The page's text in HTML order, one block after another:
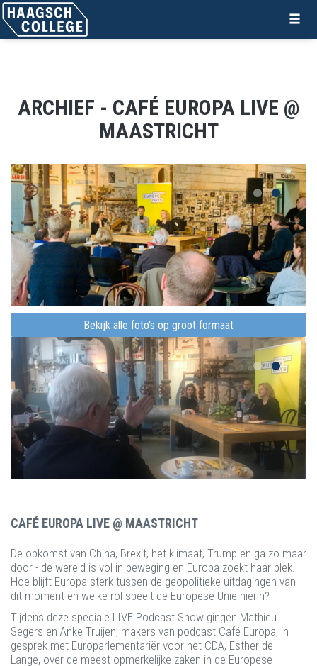
ARCHIEF - CAFÉ EUROPA LIVE @
MAASTRICHT
Bekijk alle foto's op groot formaat
CAFÉ EUROPA LIVE @ MAASTRICHT
De opkomst van China, Brexit, het klimaat, Trump en ga zo maar
door - de wereld is vol in beweging en Europa zoekt haar plek.
Hoe blijft Europa sterk tussen de geopolitieke uitdagingen van
dit moment en welke rol speelt de Europese Unie hierin?
Tijdens deze speciale LIVE Podcast Show gingen Mathieu
Segers en Anke Truijen, makers van podcast Café Europa, in
gesprek met Europarlementariër voor het CDA, Esther de
Lange, over de meest opmerkelijke zaken in de Europese